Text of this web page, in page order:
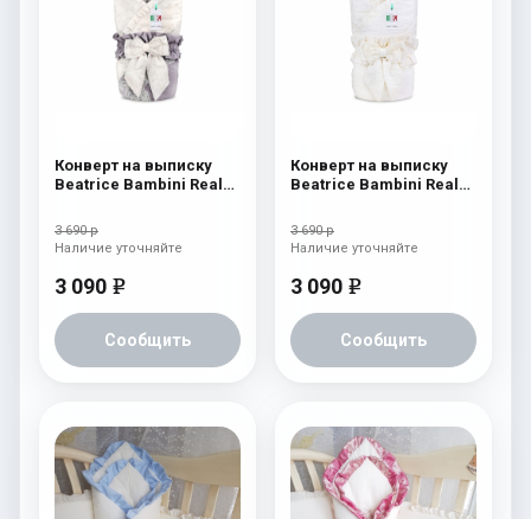
Конверт на выписку
Beatrice Bambini Reale
3 690 р
3 090 e
Сообщить
Наличие уточняйте
Конверт на выписку
Beatrice Bambini Reale
3 690 р
3 090 e
Сообщить
Наличие уточняйте